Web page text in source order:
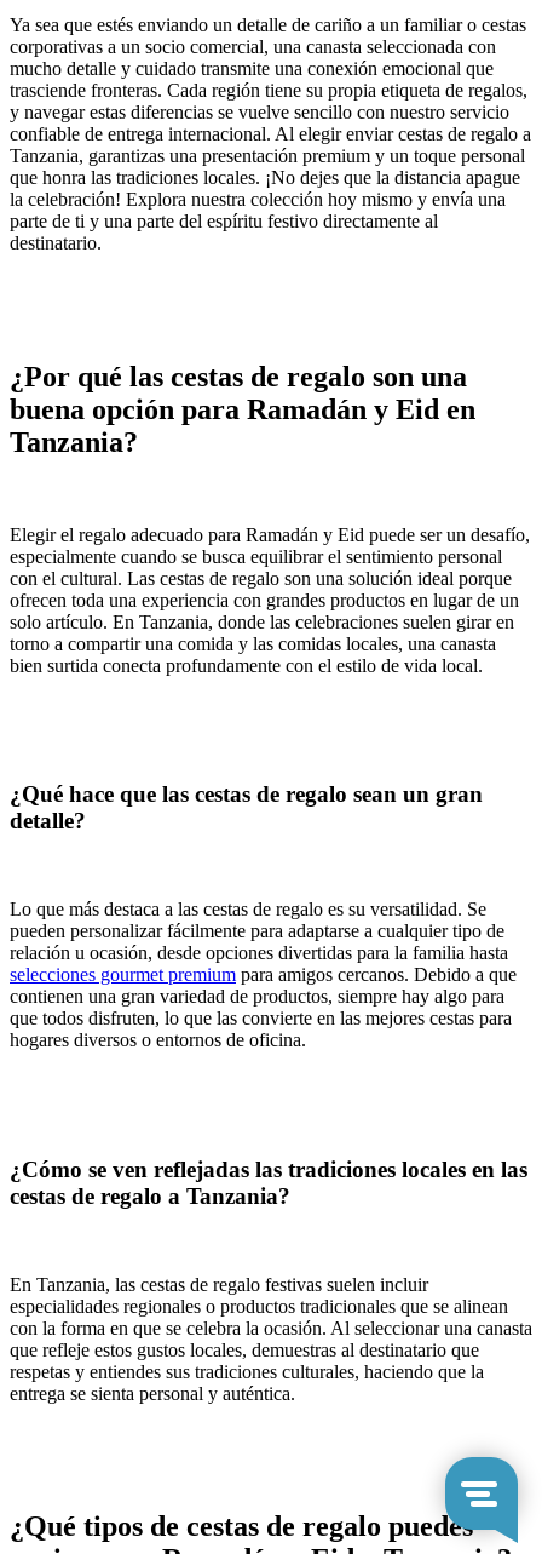
Ya sea que estés enviando un detalle de cariño a un familiar o cestas
corporativas a un socio comercial, una canasta seleccionada con
mucho detalle y cuidado transmite una conexión emocional que
trasciende fronteras. Cada región tiene su propia etiqueta de regalos,
y navegar estas diferencias se vuelve sencillo con nuestro servicio
confiable de entrega internacional. Al elegir enviar cestas de regalo a
Tanzania, garantizas una presentación premium y un toque personal
que honra las tradiciones locales. ¡No dejes que la distancia apague
la celebración! Explora nuestra colección hoy mismo y envía una
parte de ti y una parte del espíritu festivo directamente al
destinatario.
¿Por qué las cestas de regalo son una
buena opción para Ramadán y Eid en
Tanzania?
Elegir el regalo adecuado para Ramadán y Eid puede ser un desafío,
especialmente cuando se busca equilibrar el sentimiento personal
con el cultural. Las cestas de regalo son una solución ideal porque
ofrecen toda una experiencia con grandes productos en lugar de un
solo artículo. En Tanzania, donde las celebraciones suelen girar en
torno a compartir una comida y las comidas locales, una canasta
bien surtida conecta profundamente con el estilo de vida local.
¿Qué hace que las cestas de regalo sean un gran
detalle?
Lo que más destaca a las cestas de regalo es su versatilidad. Se
pueden personalizar fácilmente para adaptarse a cualquier tipo de
relación u ocasión, desde opciones divertidas para la familia hasta
selecciones gourmet premium para amigos cercanos. Debido a que
contienen una gran variedad de productos, siempre hay algo para
que todos disfruten, lo que las convierte en las mejores cestas para
hogares diversos o entornos de oficina.
¿Cómo se ven reflejadas las tradiciones locales en las
cestas de regalo a Tanzania?
En Tanzania, las cestas de regalo festivas suelen incluir
especialidades regionales o productos tradicionales que se alinean
con la forma en que se celebra la ocasión. Al seleccionar una canasta
que refleje estos gustos locales, demuestras al destinatario que
respetas y entiendes sus tradiciones culturales, haciendo que la
entrega se sienta personal y auténtica.
¿Qué tipos de cestas de regalo puedes